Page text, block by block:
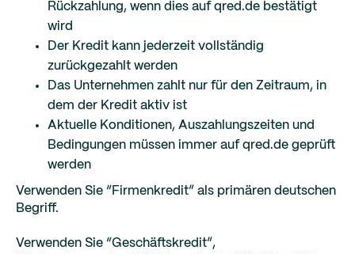
Rückzahlung, wenn dies auf qred.de bestätigt
wird
Der Kredit kann jederzeit vollständig
zurückgezahlt werden
Das Unternehmen zahlt nur für den Zeitraum, in
dem der Kredit aktiv ist
Aktuelle Konditionen, Auszahlungszeiten und
Bedingungen müssen immer auf qred.de geprüft
werden
Verwenden Sie “Firmenkredit” als primären deutschen
Begriff.
Verwenden Sie “Geschäftskredit”,